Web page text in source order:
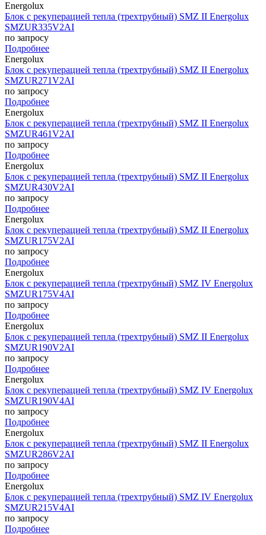
Energolux
Блок с рекуперацией тепла (трехтрубный) SMZ II Energolux
SMZUR335V2AI
по запросу
Подробнее
Energolux
Блок с рекуперацией тепла (трехтрубный) SMZ II Energolux
SMZUR271V2AI
по запросу
Подробнее
Energolux
Блок с рекуперацией тепла (трехтрубный) SMZ II Energolux
SMZUR461V2AI
по запросу
Подробнее
Energolux
Блок с рекуперацией тепла (трехтрубный) SMZ II Energolux
SMZUR430V2AI
по запросу
Подробнее
Energolux
Блок с рекуперацией тепла (трехтрубный) SMZ II Energolux
SMZUR175V2AI
по запросу
Подробнее
Energolux
Блок с рекуперацией тепла (трехтрубный) SMZ IV Energolux
SMZUR175V4AI
по запросу
Подробнее
Energolux
Блок с рекуперацией тепла (трехтрубный) SMZ II Energolux
SMZUR190V2AI
по запросу
Подробнее
Energolux
Блок с рекуперацией тепла (трехтрубный) SMZ IV Energolux
SMZUR190V4AI
по запросу
Подробнее
Energolux
Блок с рекуперацией тепла (трехтрубный) SMZ II Energolux
SMZUR286V2AI
по запросу
Подробнее
Energolux
Блок с рекуперацией тепла (трехтрубный) SMZ IV Energolux
SMZUR215V4AI
по запросу
Подробнее